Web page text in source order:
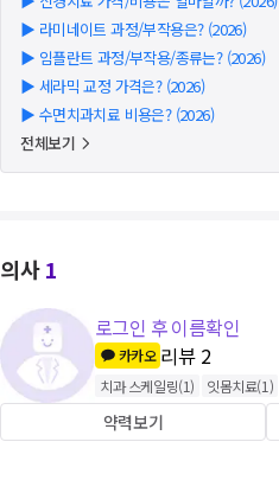
▶ 라미네이트 과정/부작용은? (2026)
▶ 임플란트 과정/부작용/종류는? (2026)
▶ 세라믹 교정 가격은? (2026)
▶ 수면치과치료 비용은? (2026)
전체보기
의사1
로그인 후 이름확인
카카오 리뷰 2
치과 스케일링(1) 잇몸치료(1)
약력보기